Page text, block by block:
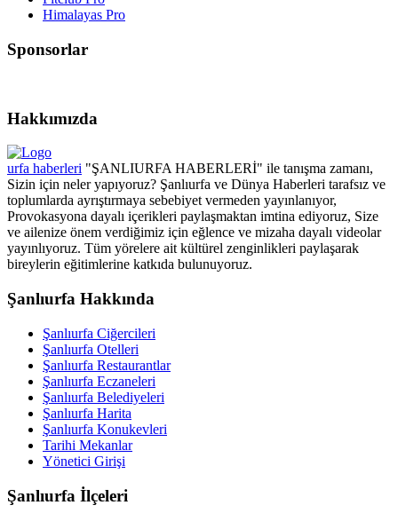
Himalayas Pro
Sponsorlar
Hakkımızda
urfa haberleri "ŞANLIURFA HABERLERİ" ile tanışma zamanı,
Sizin için neler yapıyoruz? Şanlıurfa ve Dünya Haberleri tarafsız ve
toplumlarda ayrıştırmaya sebebiyet vermeden yayınlanıyor,
Provokasyona dayalı içerikleri paylaşmaktan imtina ediyoruz, Size
ve ailenize önem verdiğimiz için eğlence ve mizaha dayalı videolar
yayınlıyoruz. Tüm yörelere ait kültürel zenginlikleri paylaşarak
bireylerin eğitimlerine katkıda bulunuyoruz.
Şanlıurfa Hakkında
Şanlıurfa Ciğercileri
Şanlıurfa Otelleri
Şanlıurfa Restaurantlar
Şanlıurfa Eczaneleri
Şanlıurfa Belediyeleri
Şanlıurfa Harita
Şanlıurfa Konukevleri
Tarihi Mekanlar
Yönetici Girişi
Şanlıurfa İlçeleri